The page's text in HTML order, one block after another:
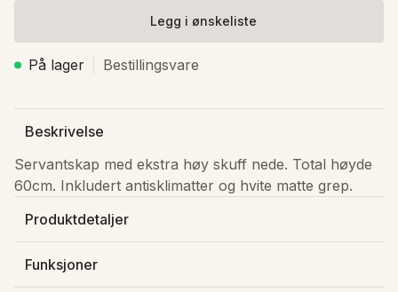
Legg i ønskeliste
På lager Bestillingsvare
Beskrivelse
Servantskap med ekstra høy skuff nede. Total høyde
60cm. Inkludert antisklimatter og hvite matte grep.
Produktdetaljer
Varenummer
Funksjoner